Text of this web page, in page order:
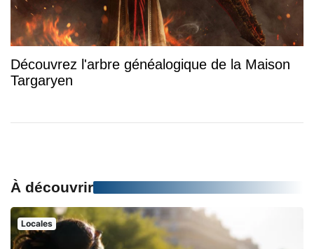
Découvrez l'arbre généalogique de la Maison
Targaryen
À découvrir
Locales